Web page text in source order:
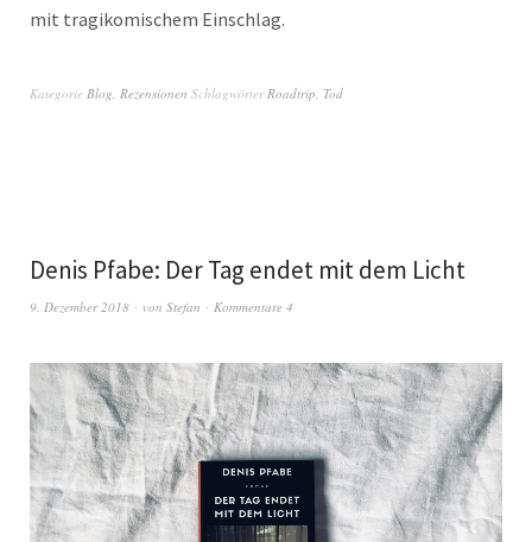
mit tragikomischem Einschlag.
Kategorie Blog, Rezensionen SchlagwörterRoadtrip, Tod
Denis Pfabe: Der Tag endet mit dem Licht
9. Dezember 2018 von Stefan Kommentare 4